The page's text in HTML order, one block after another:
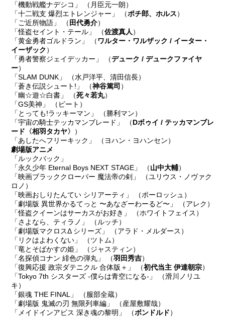
「機動戦艦ナデシコ」 （月臣元一朗）
「十二戦支 爆烈エトレンジャー」 （ポチ郎、ホルス）
「ご近所物語」 （ 田代勇介）
「怪盗セイント・テール」 （佐渡真人 ）
「黄金勇者ゴルドラン」 （ワルター・ワルザック / イーター・
イーザック ）
「勇者警察ジェイデッカー」 （デューク / デュークファイヤ
ー）
「SLAM DUNK」 （水戸洋平、清田信長）
「蒼き伝説シュート!」 （神谷篤司 ）
「幽☆遊☆白書」 （死々若丸）
「GS美神」 （ピート）
「とっても!ラッキーマン」 （勝利マン）
「宇宙の騎士テッカマンブレード」 （Dボゥイ / テッカマンブレ
ード〈相羽タカヤ〉
）
「あしたへフリーキック」 （ヨハン・ヨハンセン）
劇場版アニメ
「ルックバック」
「永久少年 Eternal Boys NEXT STAGE」 （山中大輔）
「映画ブラッククローバー 魔法帝の剣」 （ユリウス・ノヴァク
ロノ）
「映画おしりたんてい シリアーティ」 （ポーロッシュ）
「劇場版 異世界かるてっと 〜あなざーわーるど〜」 （アレク）
「怪盗クイーンはサーカスがお好き」 （ホワイトフェイス）
「さよなら、ティラノ」 （ルッチ）
「劇場版マクロスΔ シリーズ」 （アラド・メルダース）
「リクはよわくない」 （ツトム）
「竜とそばかすの姫」 （ジャスティン）
「名探偵コナン 緋色の弾丸」 （羽田秀吉）
「復興応援 政宗ダテニクル 合体版＋」 （初代当主 伊達朝宗）
「Tokyo 7th シスターズ -僕らは青空になる-」 （滑川ノリユ
キ）
「銀魂 THE FINAL」 （服部全蔵）
「劇場版 鬼滅の刃 無限列車編」 （産屋敷耀哉）
「メイドインアビス 深き魂の黎明」 （ボンドルド）